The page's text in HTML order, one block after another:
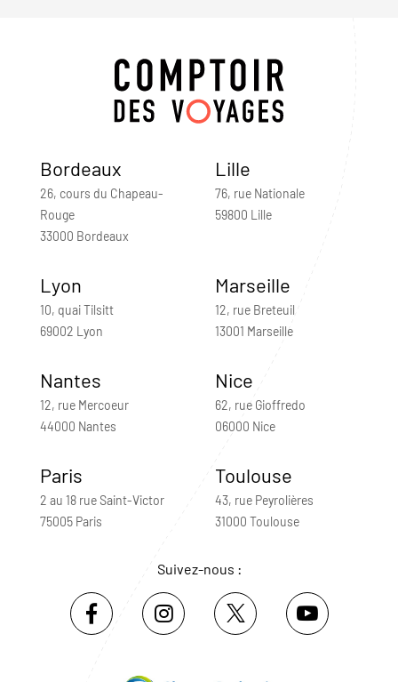
Bordeaux
26, cours du Chapeau-
Rouge
33000 Bordeaux
Lille
76, rue Nationale
59800 Lille
Lyon
10, quai Tilsitt
69002 Lyon
Marseille
12, rue Breteuil
13001 Marseille
Nantes
12, rue Mercoeur
44000 Nantes
Nice
62, rue Gioffredo
06000 Nice
Paris
2 au 18 rue Saint-Victor
75005 Paris
Toulouse
43, rue Peyrolières
31000 Toulouse
Suivez-nous :